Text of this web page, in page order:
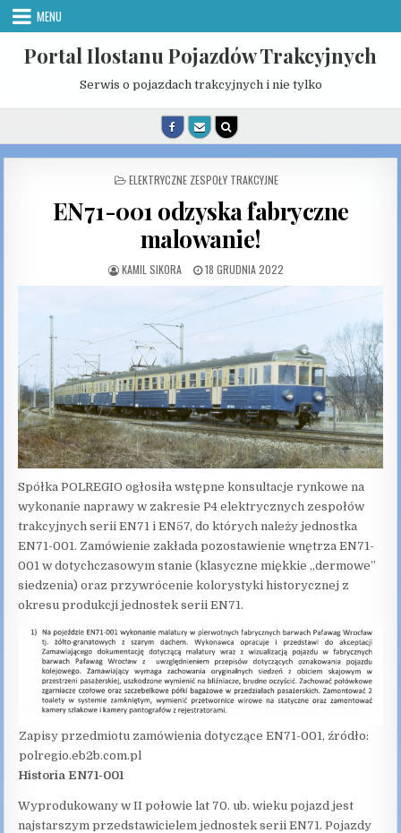
Skip
MENU
Portal Ilostanu Pojazdów Trakcyjnych
Serwis o pojazdach trakcyjnych i nie tylko
POSTED
ELEKTRYCZNE ZESPOŁY TRAKCYJNE
EN71-001 odzyska fabryczne
malowanie!
AUTHOR:
KAMIL SIKORA
PUBLISHED
DATE:
18 GRUDNIA 2022
Spółka POLREGIO ogłosiła wstępne konsultacje rynkowe na
wykonanie naprawy w zakresie P4 elektrycznych zespołów
trakcyjnych serii EN71 i EN57, do których należy jednostka
EN71-001. Zamówienie zakłada pozostawienie wnętrza EN71-
001 w dotychczasowym stanie (klasyczne miękkie „dermowe”
siedzenia) oraz przywrócenie kolorystyki historycznej z
okresu produkcji jednostek serii EN71.
Zapisy przedmiotu zamówienia dotyczące EN71-001, źródło:
polregio.eb2b.com.pl
Historia EN71-001
Wyprodukowany w II połowie lat 70. ub. wieku pojazd jest
najstarszym przedstawicielem jednostek serii EN71. Pojazdy